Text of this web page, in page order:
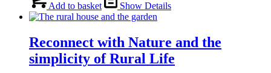
Add to basket Show Details
Reconnect with Nature and the
simplicity of Rural Life